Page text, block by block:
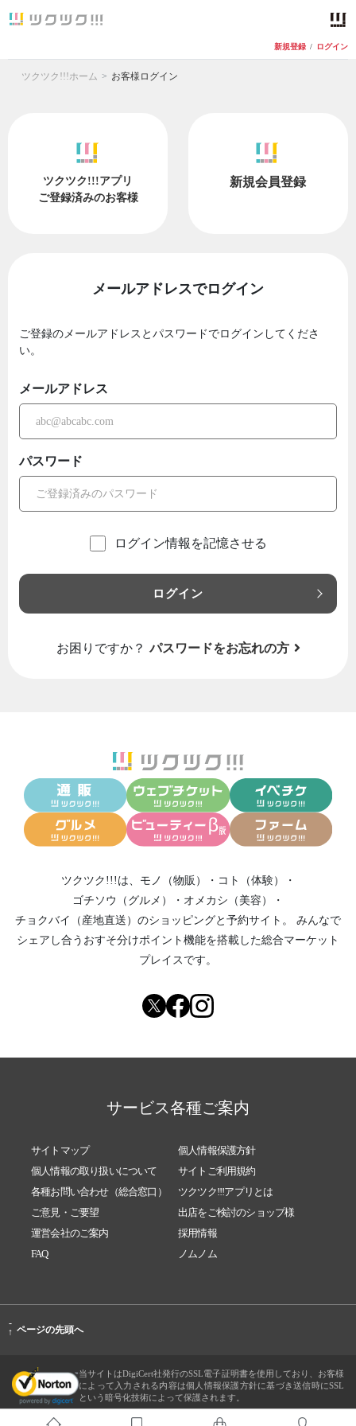
新規登録 / ログイン
ツクツク!!!ホーム お客様ログイン
ツクツク!!!アプリ
ご登録済みのお客様
新規会員登録
メールアドレスでログイン
ご登録のメールアドレスとパスワードでログインしてくださ
い。
メールアドレス
パスワード
ログイン情報を記憶させる
ログイン
お困りですか？ パスワードをお忘れの方
ツクツク!!!は、 モノ（物販） ・ コト（体験）
・
ゴチソウ（グルメ）
・ オメカシ（美容）
・
チョクバイ（産地直送） のショッピングと予約サイト。
みんなで
シェアし合う おすそ分けポイント機能を搭載した総合マーケット
プレイスです。
サービス各種ご案内
サイトマップ
個人情報保護方針
個人情報の取り扱いについて
サイトご利用規約
各種お問い合わせ（総合窓口）
ツクツク!!!アプリとは
ご意見・ご要望
出店をご検討のショップ様
運営会社のご案内
採用情報
FAQ
ノムノム
-
↑ ページの先頭へ
当サイトはDigiCert社発行のSSL電子証明書を使用しており、お客様
によって入力される内容は個人情報保護方針に基づき送信時にSSL
という暗号化技術によって保護されます。